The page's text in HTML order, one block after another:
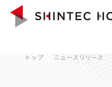
トップ ニュースリリース